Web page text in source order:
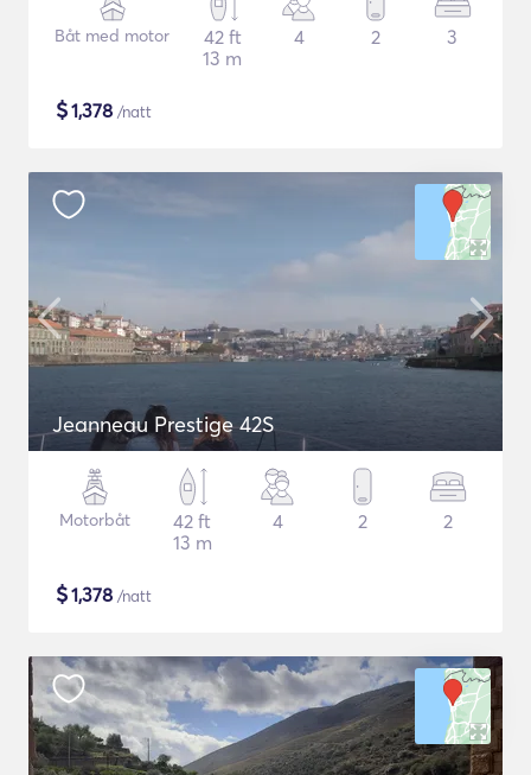
Båt med motor
42 ft
13 m
4 2 3
$1,378 /natt
Jeanneau Prestige 42S
Motorbåt
42 ft
13 m
4 2 2
$1,378 /natt